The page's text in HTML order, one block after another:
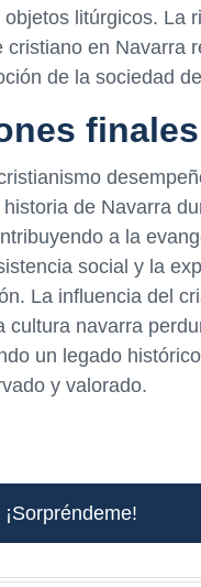
litúrgicos. La
cristiano en Navarra
de la sociedad
finales
de Navarra
a la
social y la
La influencia del
cultura navarra
un legado
y valorado.
¡Sorpréndeme!